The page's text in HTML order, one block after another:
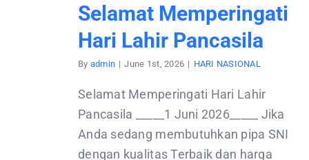
Selamat Memperingati
Hari Lahir Pancasila
By admin | June 1st, 2026 | HARI NASIONAL
Selamat Memperingati Hari Lahir
Pancasila _____1 Juni 2026_____ Jika
Anda sedang membutuhkan pipa SNI
dengan kualitas Terbaik dan harga